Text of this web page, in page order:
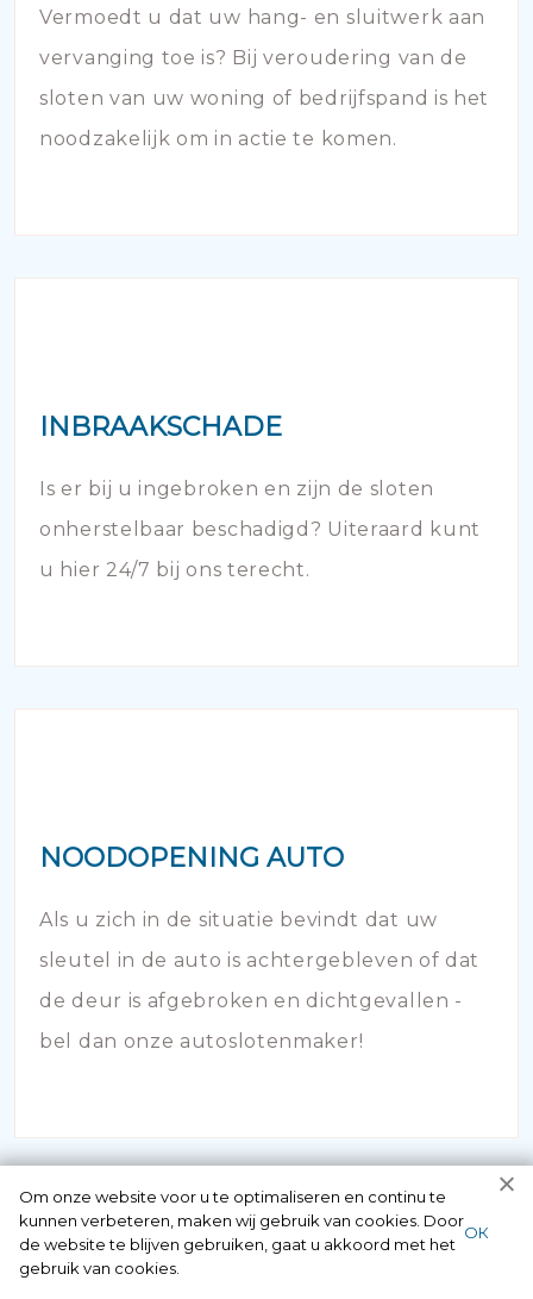
Vermoedt u dat uw hang- en sluitwerk aan
vervanging toe is? Bij veroudering van de
sloten van uw woning of bedrijfspand is het
noodzakelijk om in actie te komen.
INBRAAKSCHADE
Is er bij u ingebroken en zijn de sloten
onherstelbaar beschadigd? Uiteraard kunt
u hier 24/7 bij ons terecht.
NOODOPENING AUTO
Als u zich in de situatie bevindt dat uw
sleutel in de auto is achtergebleven of dat
de deur is afgebroken en dichtgevallen -
bel dan onze autoslotenmaker!
Neem contact
Om onze website voor u te optimaliseren en continu te
kunnen verbeteren, maken wij gebruik van cookies. Door
de website te blijven gebruiken, gaat u akkoord met het
gebruik van cookies.
ОК